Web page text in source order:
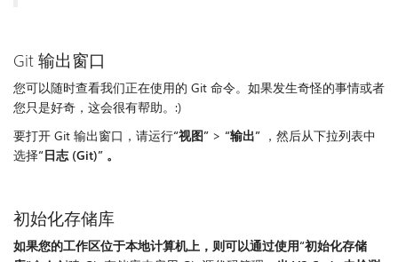
Git 输出窗口
您可以随时查看我们正在使用的 Git 命令。如果发生奇怪的事情或者
您只是好奇，这会很有帮助。:)
要打开 Git 输出窗口，请运行“视图” > “输出” ，然后从下拉列表中
选择“日志 (Git)” 。
初始化存储库
如果您的工作区位于本地计算机上，则可以通过使用“初始化存储